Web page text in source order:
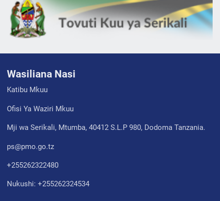
Wasiliana Nasi
Katibu Mkuu
Ofisi Ya Waziri Mkuu
Mji wa Serikali, Mtumba, 40412 S.L.P 980, Dodoma Tanzania.
ps@pmo.go.tz
+255262322480
Nukushi: +255262324534